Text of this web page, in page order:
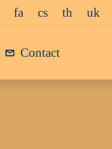
fa cs th uk
Contact